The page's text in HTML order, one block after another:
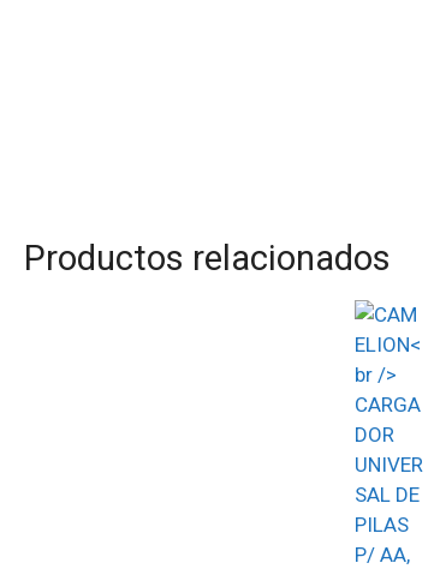
Productos relacionados